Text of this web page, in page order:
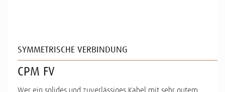
SYMMETRISCHE VERBINDUNG
CPM FV